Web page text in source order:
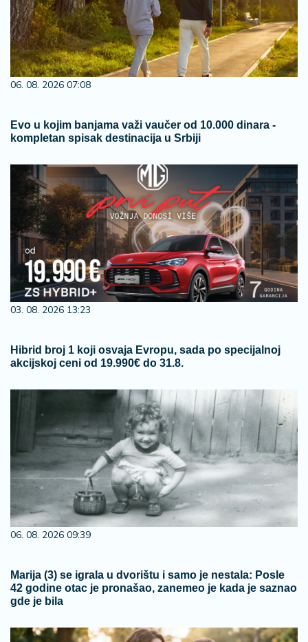
06. 08. 2026 07:08
Evo u kojim banjama važi vaučer od 10.000 dinara -
kompletan spisak destinacija u Srbiji
03. 08. 2026 13:23
Hibrid broj 1 koji osvaja Evropu, sada po specijalnoj
akcijskoj ceni od 19.990€ do 31.8.
06. 08. 2026 09:39
Marija (3) se igrala u dvorištu i samo je nestala: Posle
42 godine otac je pronašao, zanemeo je kada je saznao
gde je bila